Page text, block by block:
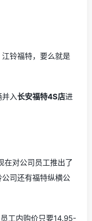
铃福特，要么就是
入长安福特4S店进
在对公司员工推出了
司还有福特纵横公
工内购价只要14.95-